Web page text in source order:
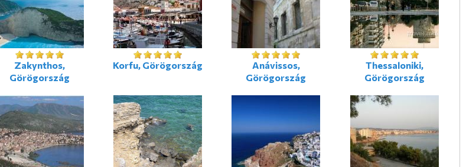
Zakynthos,
Görögország
Korfu, Görögország
Anávissos,
Görögország
Thessaloniki,
Görögország